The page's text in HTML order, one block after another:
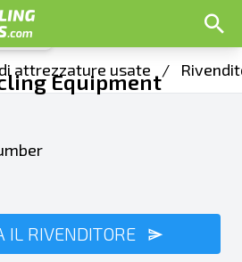
attrezzature usate /
Equipment
IL RIVENDITORE